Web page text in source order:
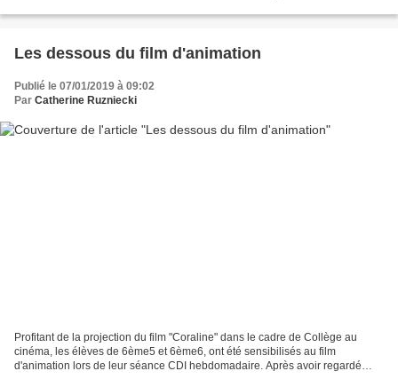
Les dessous du film d'animation
Publié le 07/01/2019 à 09:02
Par Catherine Ruzniecki
Profitant de la projection du film "Coraline" dans le cadre de Collège au
cinéma, les élèves de 6ème5 et 6ème6, ont été sensibilisés au film
d'animation lors de leur séance CDI hebdomadaire. Après avoir regardé